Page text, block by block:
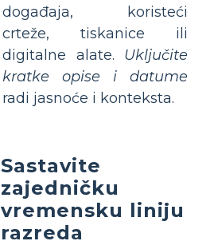
događaja, koristeći
crteže, tiskanice ili
digitalne alate. Uključite
kratke opise i datume
radi jasnoće i konteksta.
Sastavite
zajedničku
vremensku liniju
razreda